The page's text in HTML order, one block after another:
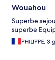
Wouahou
Superbe
superbe
PHILIPPE, 3